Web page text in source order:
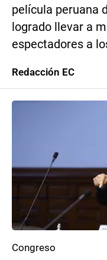
película peruana
logrado llevar a
espectadores a
Redacción EC
Congreso